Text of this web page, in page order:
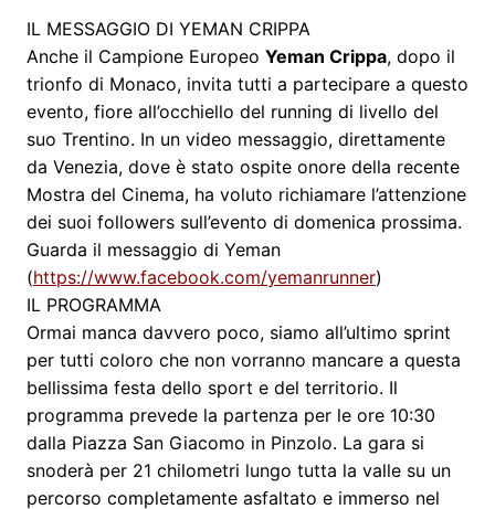
IL MESSAGGIO DI YEMAN CRIPPA
Anche il Campione Europeo Yeman Crippa, dopo il
trionfo di Monaco, invita tutti a partecipare a questo
evento, fiore all’occhiello del running di livello del
suo Trentino. In un video messaggio, direttamente
da Venezia, dove è stato ospite onore della recente
Mostra del Cinema, ha voluto richiamare l’attenzione
dei suoi followers sull’evento di domenica prossima.
Guarda il messaggio di Yeman
(https://www.facebook.com/yemanrunner)
IL PROGRAMMA
Ormai manca davvero poco, siamo all’ultimo sprint
per tutti coloro che non vorranno mancare a questa
bellissima festa dello sport e del territorio. Il
programma prevede la partenza per le ore 10:30
dalla Piazza San Giacomo in Pinzolo. La gara si
snoderà per 21 chilometri lungo tutta la valle su un
percorso completamente asfaltato e immerso nel